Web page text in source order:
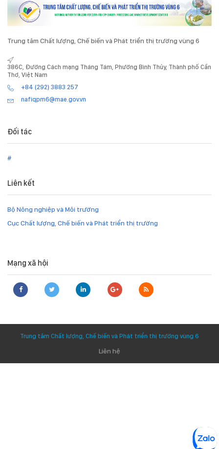
Trung tâm Chất lượng, Chế biến và Phát triển thị trường vùng 6
386C, Đường Cách mạng Tháng Tám, Phường Bình Thủy, Thành phố Cần
Thơ, Việt Nam
+84 (292) 3883 257
nafiqpm6@mae.gov.vn
Đối tác
#
Liên kết
Bộ Nông nghiệp và Môi trường
Cục Chất lượng, Chế biến và Phát triển thị trường
Mạng xã hội
Trung tâm Chất lượng, Chế biến và Phát triển thị trường vùng 6
Liên hệ